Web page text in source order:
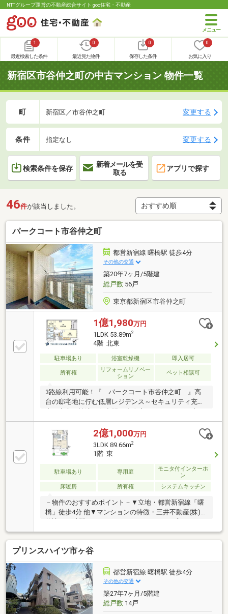
NTTグループ運営の不動産総合サイト goo住宅・不動産
1
最近検索した条件
0
最近見た物件
0
保存した条件
0
お気に入り
新宿区市谷仲之町の中古マンション 物件一覧
町 新宿区／市谷仲之町 変更する
条件 指定なし 変更する
検索条件を保存
新着メールを受
取る
アプリで探す
46件が該当しました。
パークコート市谷仲之町
都営新宿線 曙橋駅 徒歩4分
その他の交通
築20年7ヶ月/5階建
総戸数56戸
東京都新宿区市谷仲之町
1億1,980万円
1LDK 53.89m2
4階 北東
駐車場あり 浴室乾燥機 即入居可
所有権
リフォームリノベー
ション
ペット相談可
3路線利用可能！『 パークコート市谷仲之町 』高
台の邸宅地に佇む低層レジデンス～セキュリティ充
実！安心・快適な住空間～◆全室フローリング！木の
ぬくもりを感じる空間◇床暖房完備！乾燥も空気の汚
れもなく快適です◆清潔感あるキッチンには浄水器・
食洗機付き！◇浴室乾燥機・追焚機能付！充実のバス
ルーム◆心地よいトイレ空間へ！温水洗浄便座を設置
◇留守中も荷物の受け取りが可能！宅配BOX有り～東
京、川崎エリアの「住まい」探しに確かな安心と満足
を～ 東宝ハウス大田東京ならではの高品質なサービス
をお届けします。
2億1,000万円
3LDK 89.66m2
1階 東
駐車場あり 専用庭
モニタ付インターホ
ン
床暖房
所有権 システムキッチン
－物件のおすすめポイント－▼立地・都営新宿線「曙
橋」徒歩4分 他▼マンションの特徴・三井不動産(株)旧
分譲・24時間セキュリティシステム・トリプルセキュ
リティ採用・24時間ゴミ出し可・ペット飼育可(細則
有)▼住戸の特徴・階下への生活音が気になりにくい1
階部分・バルコニー側に3室が配置されたワイドフロ
ンテージ設計・LDKは約17.6帖・動線に配慮された
2WAYキッチン・洋室約8.8帖はWIC付▼設備・床暖
房・食洗機・浴室は1620サイズ・窓付・ディスポーザ
ー■ ご希望の住まい探しをお手伝いします物件の詳
細・ご相談はお気軽にお問い合わせください。
プリンスハイツ市ヶ谷
都営新宿線 曙橋駅 徒歩4分
その他の交通
築27年7ヶ月/5階建
総戸数14戸